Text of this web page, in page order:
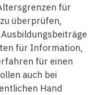
für
überprüfen,
für Information,
für einen
auch bei
Hand